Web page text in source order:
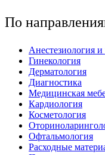
По
Анестезиология
Гинекология
Дерматология
Диагностика
Медицинская
Кардиология
Косметология
Офтальмология
Расходные